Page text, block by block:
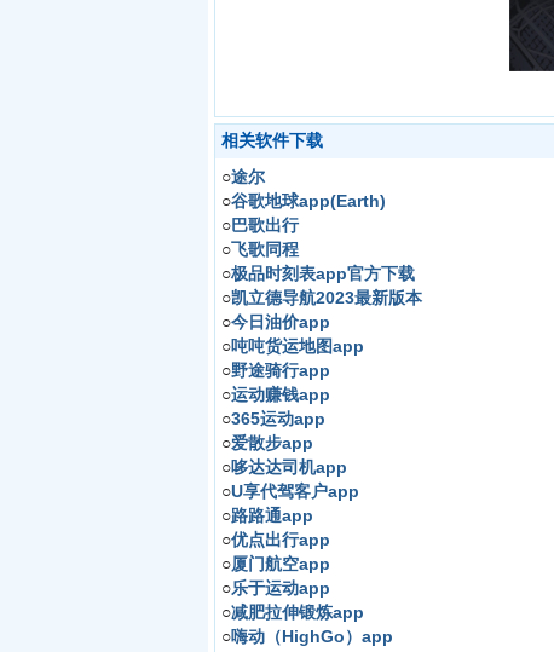
相关软件下载
○途尔
○谷歌地球app(Earth)
○巴歌出行
○飞歌同程
○极品时刻表app官方下载
○凯立德导航2023最新版本
○今日油价app
○吨吨货运地图app
○野途骑行app
○运动赚钱app
○365运动app
○爱散步app
○哆达达司机app
○U享代驾客户app
○路路通app
○优点出行app
○厦门航空app
○乐于运动app
○减肥拉伸锻炼app
○嗨动（HighGo）app